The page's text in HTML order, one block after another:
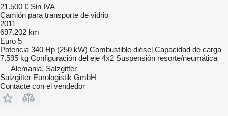
21.500 € Sin IVA
Camión para transporte de vidrio
2011
697.202 km
Euro 5
Potencia 340 Hp (250 kW) Combustible diésel Capacidad de carga
7.595 kg Configuración del eje 4x2 Suspensión resorte/neumática
Alemania, Salzgitter
Salzgitter Eurologistik GmbH
Contacte con el vendedor